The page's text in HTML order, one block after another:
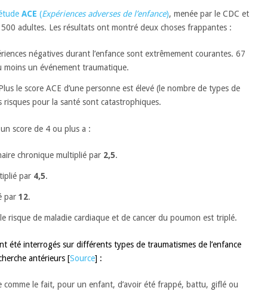
ACE (Expériences adverses de l’enfance), menée par le CDC et
adultes. Les résultats ont montré deux choses frappantes :
négatives durant l’enfance sont extrêmement courantes. 67
moins un événement traumatique.
le score ACE d’une personne est élevé (le nombre de types de
risques pour la santé sont catastrophiques.
score de 4 ou plus a :
chronique multiplié par 2,5.
par 4,5.
par 12.
risque de maladie cardiaque et de cancer du poumon est triplé.
été interrogés sur différents types de traumatismes de l’enfance
antérieurs [Source] :
comme le fait, pour un enfant, d’avoir été frappé, battu, giflé ou